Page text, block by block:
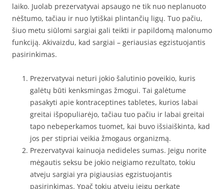
laiko. Juolab prezervatyvai apsaugo ne tik nuo neplanuoto
nėštumo, tačiau ir nuo lytiškai plintančių ligų. Tuo pačiu,
šiuo metu siūlomi sargiai gali teikti ir papildomą malonumo
funkciją. Akivaizdu, kad sargiai – geriausias egzistuojantis
pasirinkimas.
Prezervatyvai neturi jokio šalutinio poveikio, kuris
galėtų būti kenksmingas žmogui. Tai galėtume
pasakyti apie kontraceptines tabletes, kurios labai
greitai išpopuliarėjo, tačiau tuo pačiu ir labai greitai
tapo nebeperkamos tuomet, kai buvo išsiaiškinta, kad
jos per stipriai veikia žmogaus organizmą.
Prezervatyvai kainuoja nedideles sumas. Jeigu norite
mėgautis seksu be jokio neigiamo rezultato, tokiu
atveju sargiai yra pigiausias egzistuojantis
pasirinkimas. Ypač tokiu atveju jeigu perkate